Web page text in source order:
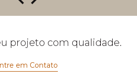
projeto com qualidade.
em Contato